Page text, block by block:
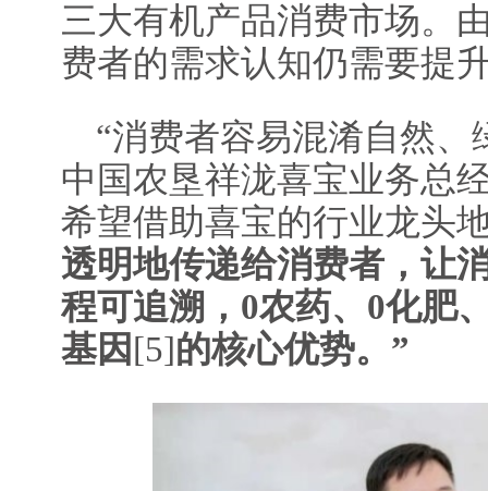
三大有机产品消费市场。
费者的需求认知仍需要提
“消费者容易混淆自然、
中国农垦祥泷喜宝业务总
希望借助喜宝的行业龙头
透明地传递给消费者，让
程可追溯， 0农药、0化肥
基因 [5]的核心优势。”